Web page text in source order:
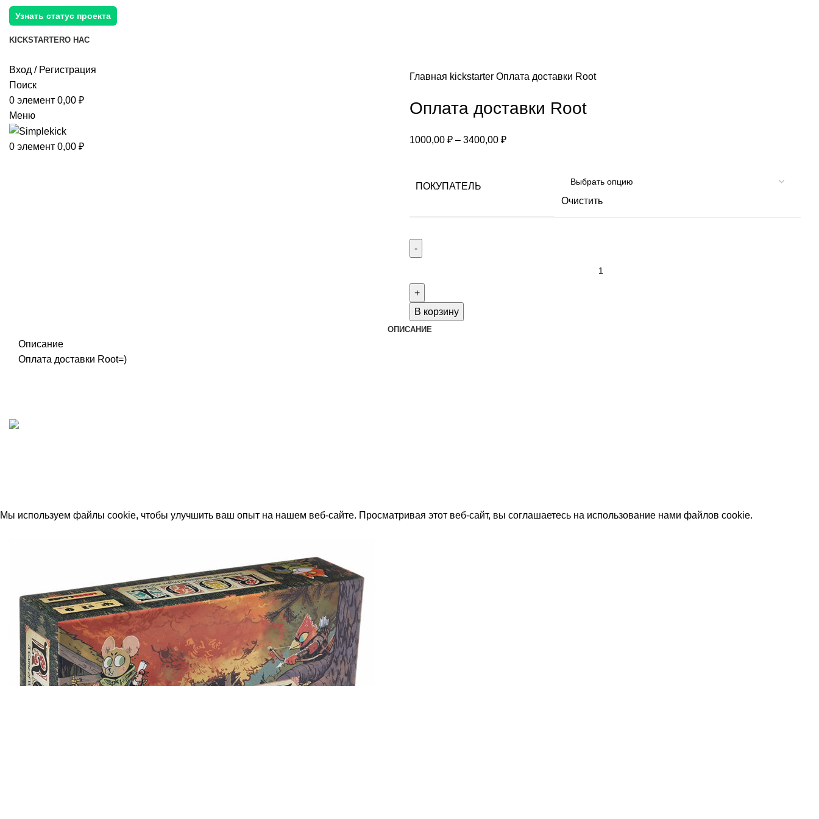
Узнать статус проекта
KICKSTARTERО НАС
Вход / Регистрация
Поиск
0 элемент 0,00 ₽
Меню
0 элемент 0,00 ₽
Главная kickstarter Оплата доставки Root
Оплата доставки Root
1000,00 ₽ – 3400,00 ₽
ПОКУПАТЕЛЬ
Очистить
Оплата
доставки
Root
В корзину
ОПИСАНИЕ
Описание
Оплата доставки Root=)
Мы используем файлы cookie, чтобы улучшить ваш опыт на нашем веб-сайте. Просматривая этот веб-сайт, вы соглашаетесь на использование нами файлов cookie.